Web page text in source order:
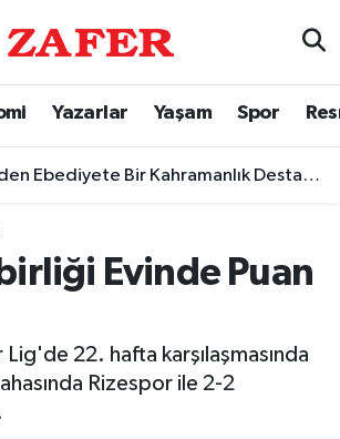
Yazarlar Yaşam Spor
Bir Kahramanlık Destanı: Şehit Yüzbaşı Cengiz Topel
Evinde Puan
22. hafta karşılaşmasında
Rizespor ile 2-2
Durumu ve Fikstür